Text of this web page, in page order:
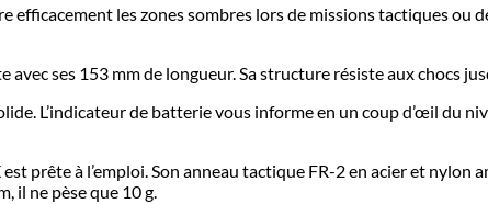
efficacement les zones sombres lors de missions tactiques ou
ses 153 mm de longueur. Sa structure résiste aux chocs
L’indicateur de batterie vous informe en un coup d’œil du
prête à l’emploi. Son anneau tactique FR-2 en acier et
il ne pèse que 10 g.